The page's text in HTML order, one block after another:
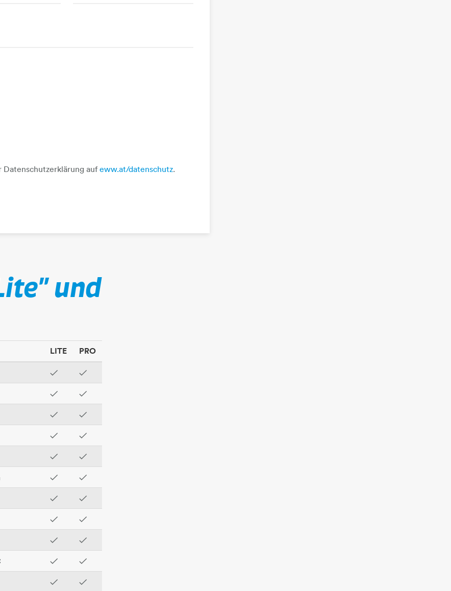
Datenschutzerklärung aufeww.at/datenschutz.
und
LITE PRO
✓ ✓
✓ ✓
✓ ✓
✓ ✓
✓ ✓
✓ ✓
✓ ✓
✓ ✓
✓ ✓
✓ ✓
✓ ✓